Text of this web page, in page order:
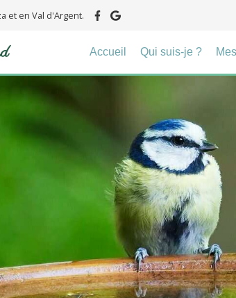
et en Val d'Argent.
Accueil Qui suis-je ?